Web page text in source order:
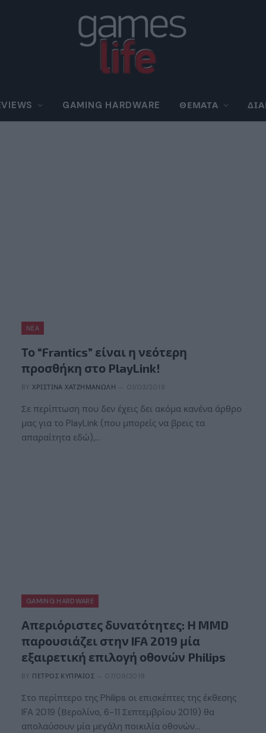
GAMING HARDWARE ΘΈΜΑΤΑ
ΝΈΑ
Το “Frantics” είναι η νεότερη
προσθήκη στο PlayLink!
BY ΧΡΙΣΤΊΝΑ ΧΑΤΖΗΜΑΝΏΛΗ 01/03/2018
Σε περίπτωση που δεν έχεις δει ακόμα κανένα άρθρο
μας για το PlayLink (που μπορείς να βρεις τα
απαραίτητα εδώ),…
GAMING HARDWARE
Απεριόριστες δυνατότητες: Η MMD
παρουσιάζει στην IFA 2019 μία
εξαιρετική επιλογή οθονών Philips
BY ΠΈΤΡΟΣ ΚΥΠΡΑΊΟΣ 07/09/2019
Στο περίπτερο της Philips οι επισκέπτες της έκθεσης
IFA 2019 (Βερολίνο, 6-11 Σεπτεμβρίου 2019) θα
απολαύσουν μία μεγάλη ποικιλία οθονών…